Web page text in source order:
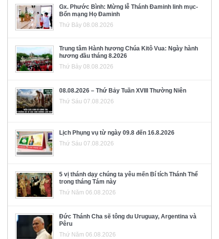
Gx. Phước Bình: Mừng lễ Thánh Đaminh linh mục-
Bổn mạng Họ Đaminh
Thứ Bảy 08.08.2026
Trung tâm Hành hương Chúa Kitô Vua: Ngày hành
hương đầu tháng 8.2026
Thứ Bảy 08.08.2026
08.08.2026 – Thứ Bảy Tuần XVIII Thường Niên
Thứ Sáu 07.08.2026
Lịch Phụng vụ từ ngày 09.8 đến 16.8.2026
Thứ Sáu 07.08.2026
5 vị thánh dạy chúng ta yêu mến Bí tích Thánh Thể
trong tháng Tám này
Thứ Năm 06.08.2026
Đức Thánh Cha sẽ tông du Uruguay, Argentina và
Pêru
Thứ Năm 06.08.2026